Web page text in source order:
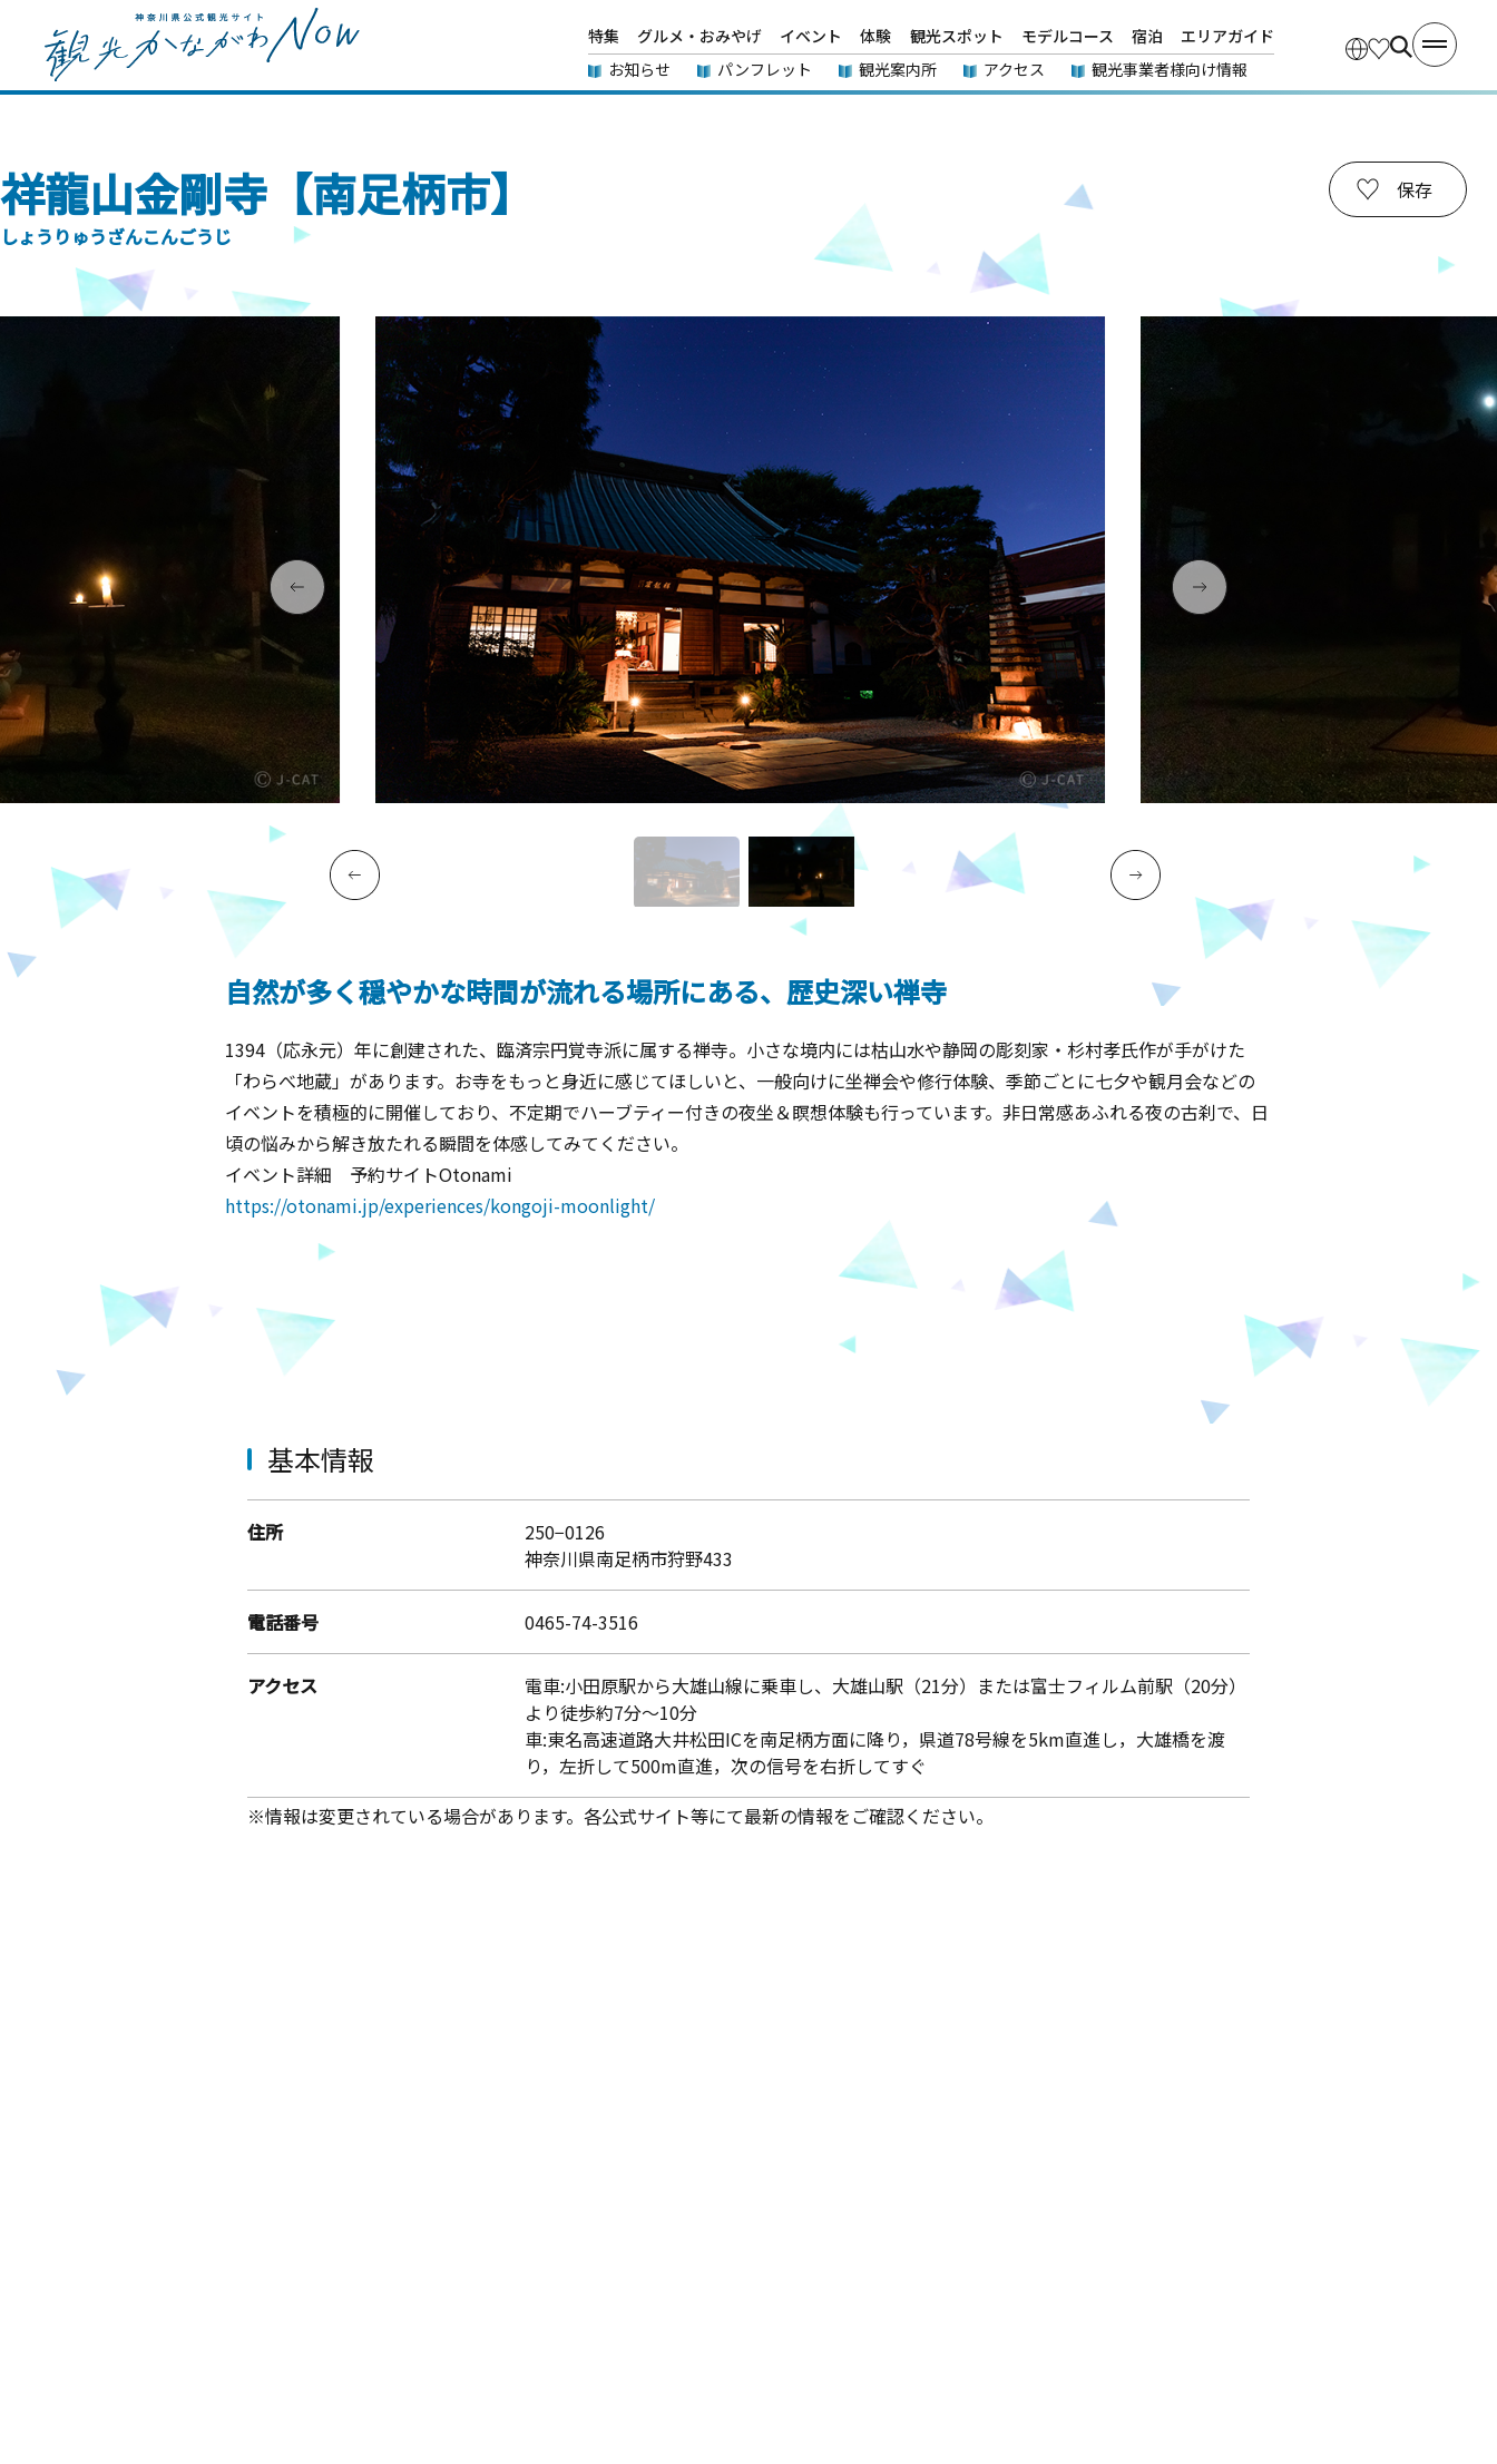
特集 グルメ・おみやげ イベント 体験 観光スポット モデルコース 宿泊
エリアガイド
お知らせ
パンフレット 観光案内所 アクセス 観光事業者様向け情報
祥龍山金剛寺【南足柄市】
しょうりゅうざんこんごうじ
保存
自然が多く穏やかな時間が流れる場所にある、歴史深い禅寺
1394（応永元）年に創建された、臨済宗円覚寺派に属する禅寺。小さな境内には枯山水や静岡の彫刻家・杉村孝氏作が手がけた
「わらべ地蔵」があります。お寺をもっと身近に感じてほしいと、一般向けに坐禅会や修行体験、季節ごとに七夕や観月会などの
イベントを積極的に開催しており、不定期でハーブティー付きの夜坐＆瞑想体験も行っています。非日常感あふれる夜の古刹で、日
頃の悩みから解き放たれる瞬間を体感してみてください。
イベント詳細 予約サイトOtonami
https://otonami.jp/experiences/kongoji-moonlight/
基本情報
住所
250−0126
神奈川県南足柄市狩野433
電話番号 0465-74-3516
アクセス
電車:小田原駅から大雄山線に乗車し、大雄山駅（21分）または富士フィルム前駅（20分）
より徒歩約7分〜10分
車:東名高速道路大井松田ICを南足柄方面に降り，県道78号線を5km直進し，大雄橋を渡
り，左折して500m直進，次の信号を右折してすぐ
※情報は変更されている場合があります。各公式サイト等にて最新の情報をご確認ください。